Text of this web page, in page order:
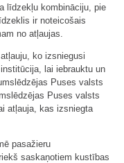
līdzekļu kombināciju, pie
ir noteicošais
no atļaujas.
ko izsniegusi
lai iebrauktu un
Puses valsts
Puses valsts
atļauja, kas izsniegta
pasažieru
saskaņotiem kustības